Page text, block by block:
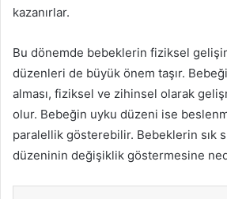
kazanırlar.
Bu dönemde bebeklerin fiziksel
düzenleri de büyük önem taşır.
alması, fiziksel ve zihinsel olarak
olur. Bebeğin uyku düzeni ise
paralellik gösterebilir. Bebeklerin sık
düzeninin değişiklik göstermesine